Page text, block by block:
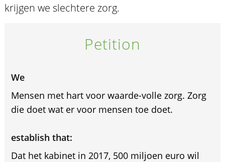
krijgen we slechtere zorg.
Petition
We
Mensen met hart voor waarde-volle zorg. Zorg
die doet wat er voor mensen toe doet.
establish that:
Dat het kabinet in 2017, 500 miljoen euro wil